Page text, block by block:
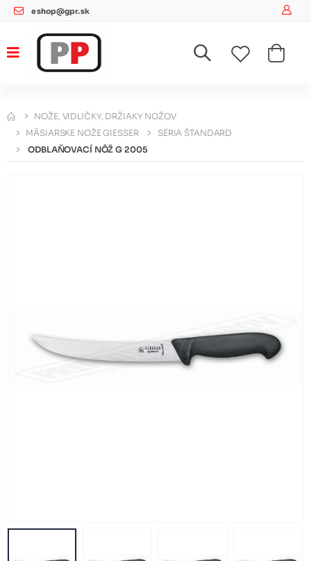
eshop@gpr.sk
NOŽE, VIDLIČKY, DRŽIAKY NOŽOV
MÄSIARSKE NOŽE GIESSER
SÉRIA ŠTANDARD
ODBLAŇOVACÍ NÔŽ G 2005